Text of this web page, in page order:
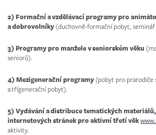
2) Formační a vzdělávací programy pro
a dobrovolníky (duchovně-formační pobyt,
3) Programy pro manžele v seniorském věku
seniorů).
4) Mezigenerační programy (pobyt pro prarodiče
a třígenerační pobyt).
5)Vydávání a distribuce tematických
internetových stránek pro aktivní třetí věk
aktivity.